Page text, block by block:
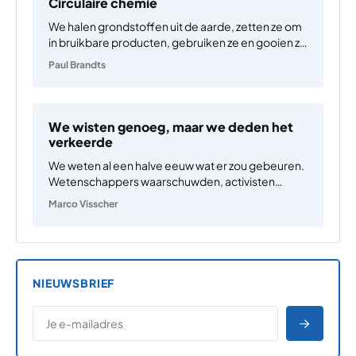
We halen grondstoffen uit de aarde, zetten ze om
in bruikbare producten, gebruiken ze en gooien ze
Paul Brandts
We wisten genoeg, maar we deden het
verkeerde
We weten al een halve eeuw wat er zou gebeuren.
Wetenschappers waarschuwden, activisten
klimaatconferenties en biljoenen euro’s aan
klimaatbeleid is…
Marco Visscher
NIEUWSBRIEF
E-MAILADRES
*